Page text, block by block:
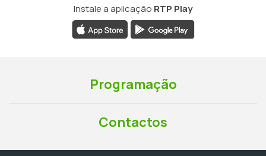
Instale a aplicação RTP Play
Programação
Contactos